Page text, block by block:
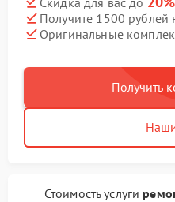
Получите 1500 рублей
Оригинальные
Получить
Стоимость услуги